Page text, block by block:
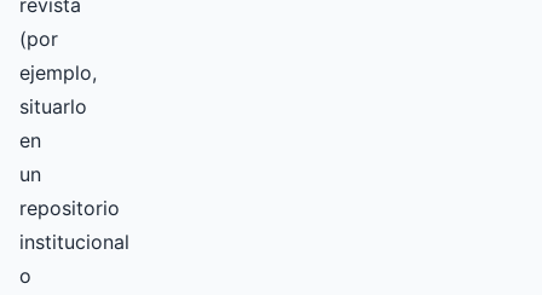
revista
(por
ejemplo,
situarlo
en
un
repositorio
institucional
o